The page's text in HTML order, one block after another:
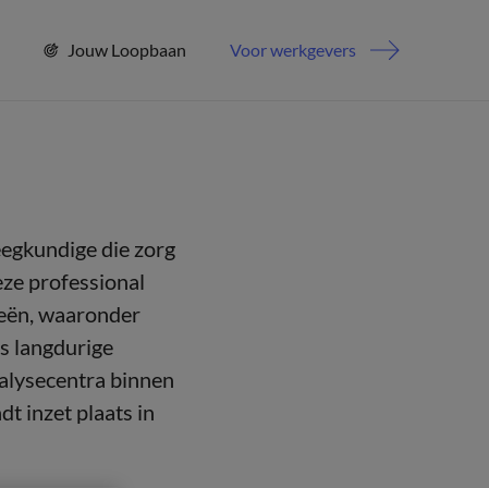
Jouw Loopbaan Voor werkgevers
die zorg
professional
waaronder
langdurige
binnen
inzet plaats in